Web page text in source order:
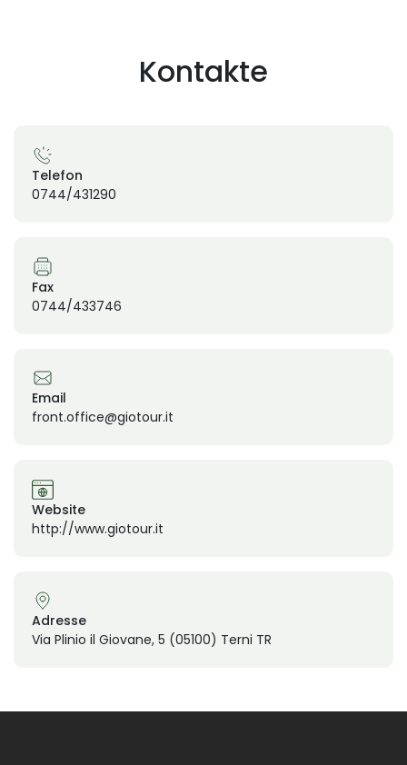
Kontakte
Telefon
0744/431290
Fax
0744/433746
Email
front.office@giotour.it
Website
http://www.giotour.it
Adresse
Via Plinio il Giovane, 5 (05100) Terni TR